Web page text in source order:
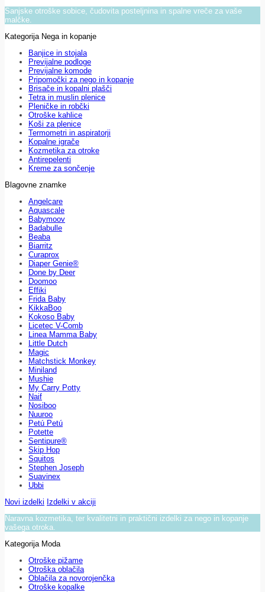
Sanjske otroške sobice, čudovita posteljnina in spalne vreče za vaše
malčke.
Kategorija Nega in kopanje
Banjice in stojala
Previjalne podloge
Previjalne komode
Pripomočki za nego in kopanje
Brisače in kopalni plašči
Tetra in muslin plenice
Pleničke in robčki
Otroške kahlice
Koši za plenice
Termometri in aspiratorji
Kopalne igrače
Kozmetika za otroke
Antirepelenti
Kreme za sončenje
Blagovne znamke
Angelcare
Aquascale
Babymoov
Badabulle
Beaba
Biarritz
Curaprox
Diaper Genie®
Done by Deer
Doomoo
Effiki
Frida Baby
KikkaBoo
Kokoso Baby
Licetec V-Comb
Linea Mamma Baby
Little Dutch
Magic
Matchstick Monkey
Miniland
Mushie
My Carry Potty
Naif
Nosiboo
Nuuroo
Petú Petú
Potette
Sentipure®
Skip Hop
Squitos
Stephen Joseph
Suavinex
Ubbi
Novi izdelki Izdelki v akciji
Naravna kozmetika, ter kvalitetni in praktični izdelki za nego in kopanje
vašega otroka.
Kategorija Moda
Otroške pižame
Otroška oblačila
Oblačila za novorojenčka
Otroške kopalke